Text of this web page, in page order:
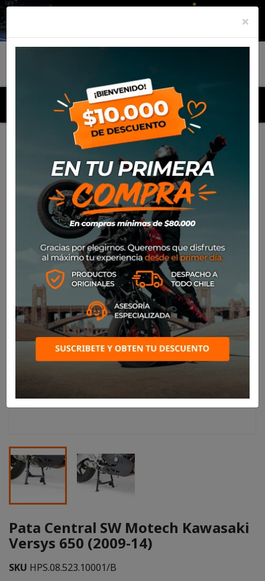
MENU
Productos
Pata Central SW Motech Kawasaki
Versys 650 (2009-14)
Pata Central SW Motech Kawasaki
Versys 650 (2009-14)
SKU HPS.08.523.10001/B
×